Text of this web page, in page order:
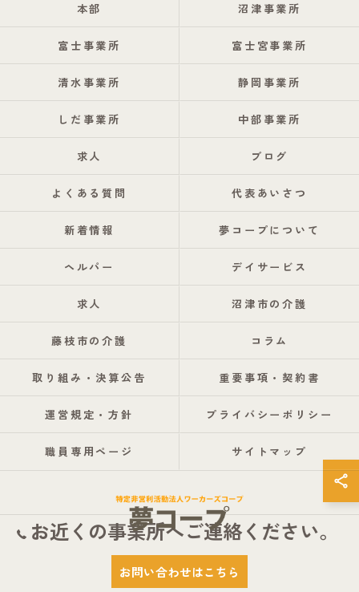
お近くの事業所へご連絡ください。
お問い合わせはこちら
本部 沼津事業所
富士事業所 富士宮事業所
清水事業所 静岡事業所
しだ事業所 中部事業所
求人 ブログ
よくある質問 代表あいさつ
新着情報 夢コープについて
ヘルパー デイサービス
求人 沼津市の介護
藤枝市の介護 コラム
取り組み・決算公告 重要事項・契約書
運営規定・方針 プライバシーポリシー
職員専用ページ サイトマップ
ALL RIGHTS RESERVED.